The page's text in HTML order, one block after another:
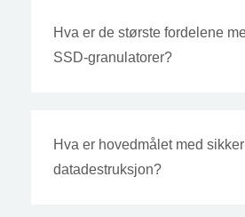
Hva er de største fordelene
SSD-granulatorer?
Hva er hovedmålet med sikker
datadestruksjon?